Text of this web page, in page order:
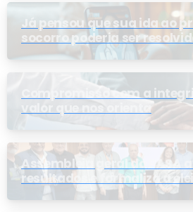
Já pensou que sua ida ao
socorro poderia ser
telemedicina?
Compromisso com a
valor que nos orienta
Assembleia geral do PASA
resultados e formaliza a
nova conselheira